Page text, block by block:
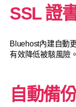
SSL 證
Bluehost內建自動
有效降低被駭風險。
自動備